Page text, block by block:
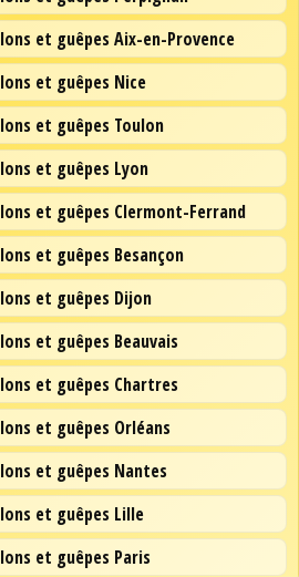
et guêpes Aix-en-Provence
et guêpes Nice
et guêpes Toulon
et guêpes Lyon
et guêpes Clermont-Ferrand
et guêpes Besançon
et guêpes Dijon
et guêpes Beauvais
et guêpes Chartres
et guêpes Orléans
et guêpes Nantes
et guêpes Lille
et guêpes Paris